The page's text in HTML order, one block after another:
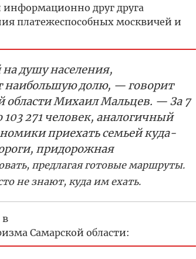
друг друга
платежеспособных москвичей и
душу населения,
наибольшую долю, — говорит
области Михаил Мальцев. — За 7
271 человек, аналогичный
приехать семьей куда-
придорожная
предлагая готовые маршруты.
не знают, куда им ехать.
в
Самарской области: